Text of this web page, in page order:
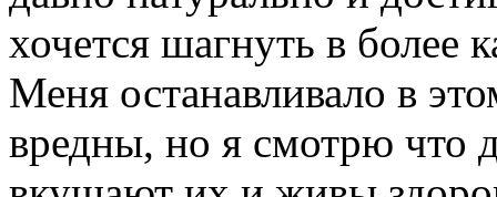
хочется шагнуть в более
Меня останавливало в
вредны, но я смотрю что